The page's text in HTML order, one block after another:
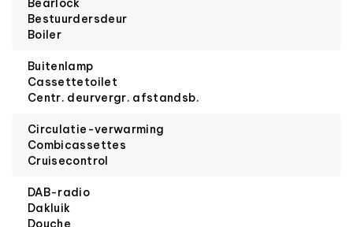
Bestuurdersdeur
Boiler
Buitenlamp
Cassettetoilet
Centr. deurvergr. afstandsb.
Circulatie-verwarming
Combicassettes
Cruisecontrol
DAB-radio
Dakluik
Douche